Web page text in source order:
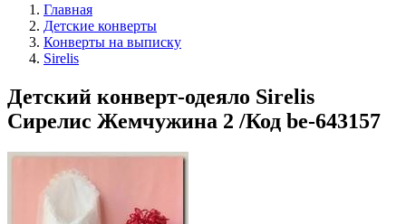
Главная
Детские конверты
Конверты на выписку
Sirelis
Детский конверт-одеяло Sirelis
Сирелис Жемчужина 2 /Код be-643157